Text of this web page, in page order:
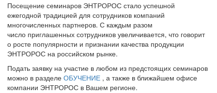
Посещение семинаров ЭНТРОРОС стало успешной
ежегодной традицией для сотрудников компаний
многочисленных партнеров. С каждым разом
число приглашенных сотрудников увеличивается, что говорит
о росте популярности и признании качества продукции
ЭНТРОРОС на российском рынке.
Подать заявку на участие в любом из предстоящих семинаров
можно в разделе ОБУЧЕНИЕ , а также в ближайшем офисе
компании ЭНТРОРОС в Вашем регионе.